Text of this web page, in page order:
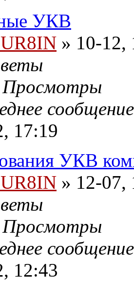
УКВ
» 10-12,
Просмотры
17:19
УКВ
» 12-07,
Просмотры
12:43